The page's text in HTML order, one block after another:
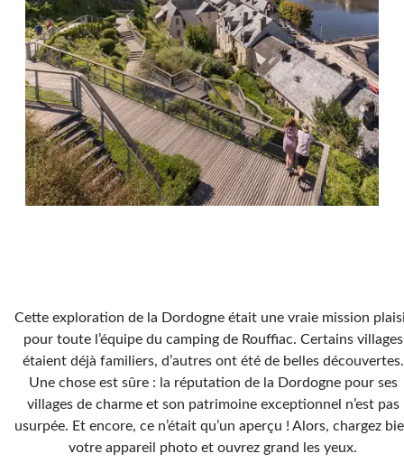
Cette exploration de la Dordogne était une vraie mission
pour toute l’équipe du camping de Rouffiac. Certains villages
étaient déjà familiers, d’autres ont été de belles découvertes.
Une chose est sûre : la réputation de la Dordogne pour ses
villages de charme et son patrimoine exceptionnel n’est pas
usurpée. Et encore, ce n’était qu’un aperçu ! Alors, chargez
votre appareil photo et ouvrez grand les yeux.